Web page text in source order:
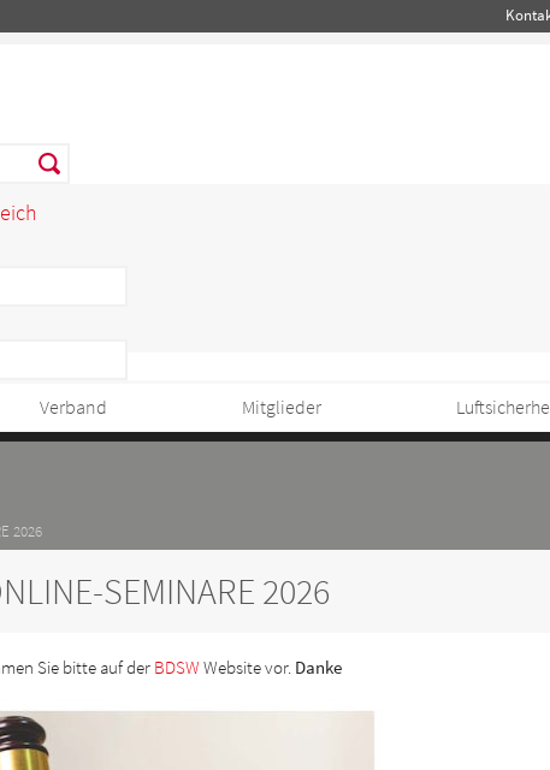
Verband Mitglieder
2026
SEMINARE 2026
Sie bitte auf der BDSW Website vor. Danke